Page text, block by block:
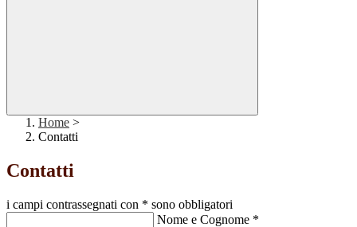
Home >
Contatti
Contatti
i campi contrassegnati con * sono obbligatori
Nome e Cognome *